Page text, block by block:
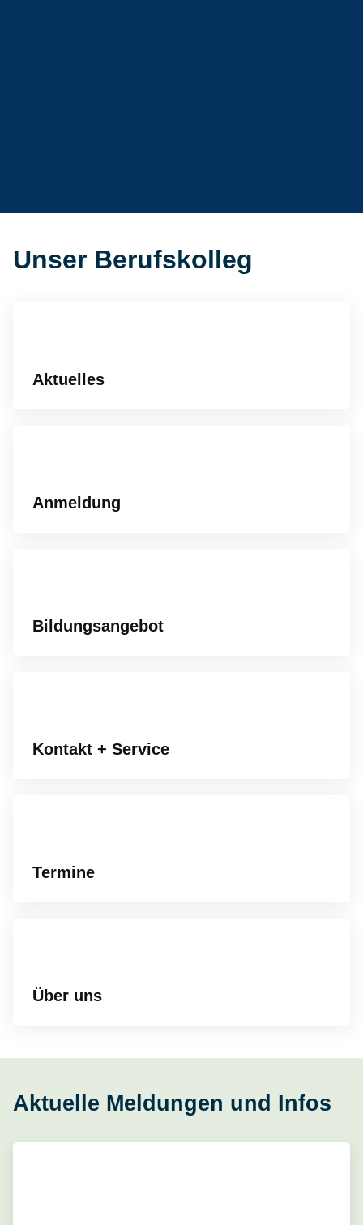
Unser Berufskolleg
Aktuelles
Anmeldung
Bildungsangebot
Kontakt + Service
Termine
Über uns
Aktuelle Meldungen und Infos